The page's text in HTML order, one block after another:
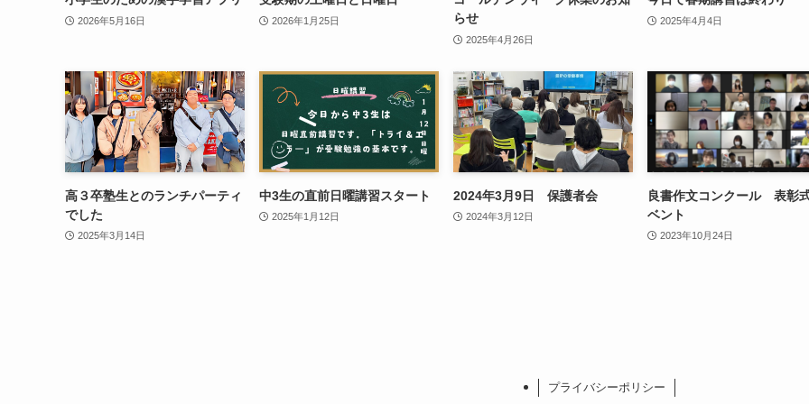
2026年5月16日 2026年1月25日
らせ
2025年4月26日
2025年4月4日
高３卒塾生とのランチパーティ
でした
2025年3月14日
中3生の直前日曜講習スタート
2025年1月12日
2024年3月9日 保護者会
2024年3月12日
良書作文コンクール 表彰
ベント
2023年10月24日
プライバシーポリシー